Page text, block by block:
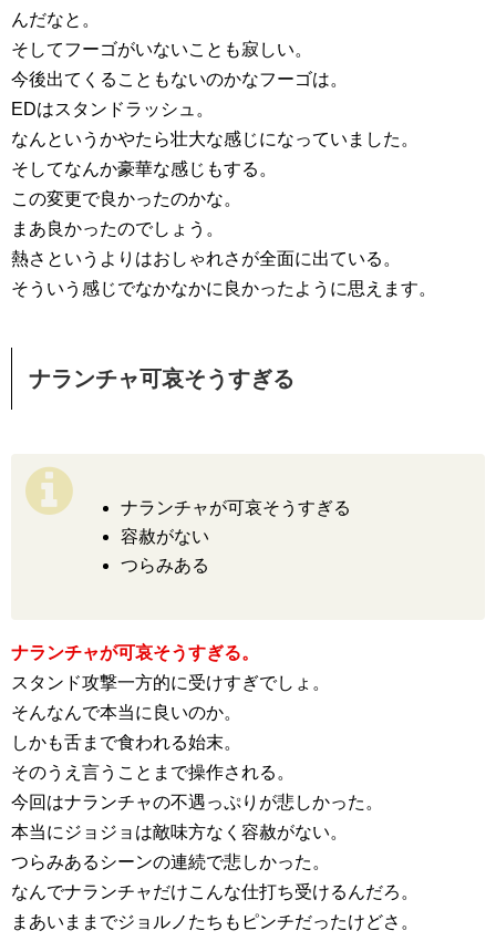
んだなと。
そしてフーゴがいないことも寂しい。
今後出てくることもないのかなフーゴは。
EDはスタンドラッシュ。
なんというかやたら壮大な感じになっていました。
そしてなんか豪華な感じもする。
この変更で良かったのかな。
まあ良かったのでしょう。
熱さというよりはおしゃれさが全面に出ている。
そういう感じでなかなかに良かったように思えます。
ナランチャ可哀そうすぎる
ナランチャが可哀そうすぎる
容赦がない
つらみある
ナランチャが可哀そうすぎる。
スタンド攻撃一方的に受けすぎでしょ。
そんなんで本当に良いのか。
しかも舌まで食われる始末。
そのうえ言うことまで操作される。
今回はナランチャの不遇っぷりが悲しかった。
本当にジョジョは敵味方なく容赦がない。
つらみあるシーンの連続で悲しかった。
なんでナランチャだけこんな仕打ち受けるんだろ。
まあいままでジョルノたちもピンチだったけどさ。